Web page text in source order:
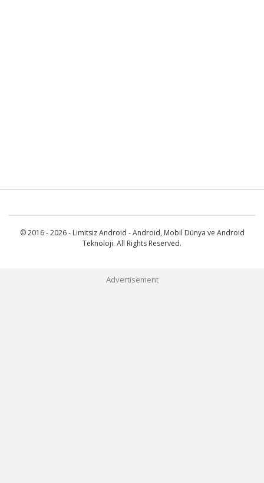
© 2016 - 2026 - Limitsiz Android - Android, Mobil Dünya ve Android
Teknoloji. All Rights Reserved.
Advertisement